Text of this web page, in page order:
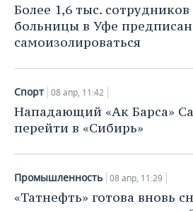
Более 1,6 тыс.
больницы в Уфе
самоизолироваться
Спорт 08 апр, 11:42
Нападающий «Ак Барса»
перейти в «Сибирь»
Промышленность 08 апр, 11:29
«Татнефть» готова вновь